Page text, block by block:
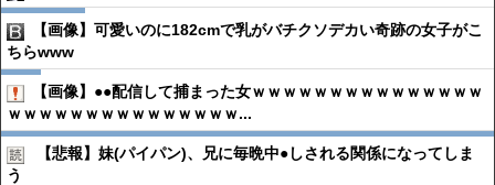
【画像】可愛いのに182cmで乳がバチクソデカい奇跡の女子がこ
ちらwww
【画像】●●配信して捕まった女ｗｗｗｗｗｗｗｗｗｗｗｗｗｗｗ
ｗｗｗｗｗｗｗｗｗｗｗｗｗｗｗ...
【悲報】妹(パイパン)、兄に毎晩中●︎しされる関係になってしま
う